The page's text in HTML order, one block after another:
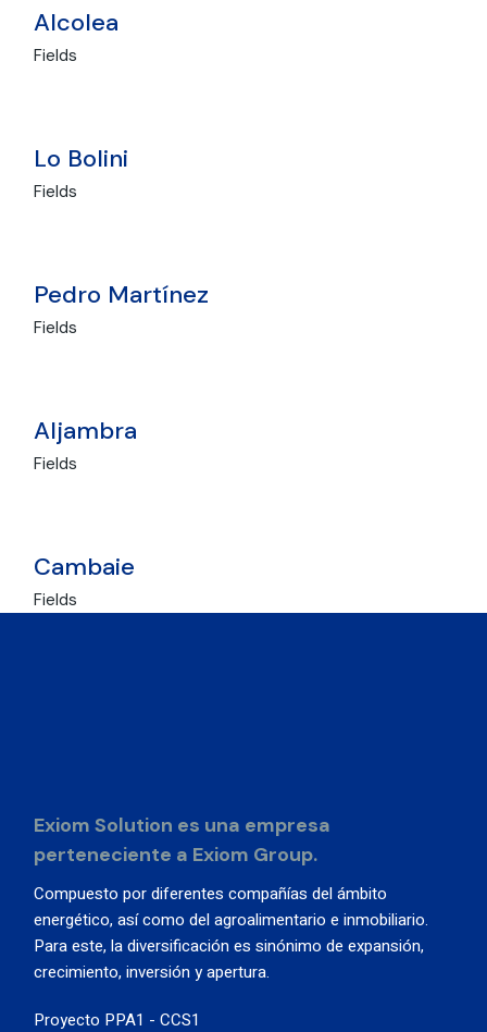
Alcolea
Fields
Lo Bolini
Fields
Pedro Martínez
Fields
Aljambra
Fields
Cambaie
Fields
Exiom Solution es una empresa
perteneciente a Exiom Group.
Compuesto por diferentes compañías del ámbito
energético, así como del agroalimentario e inmobiliario.
Para este, la diversificación es sinónimo de expansión,
crecimiento, inversión y apertura.
Proyecto PPA1 - CCS1